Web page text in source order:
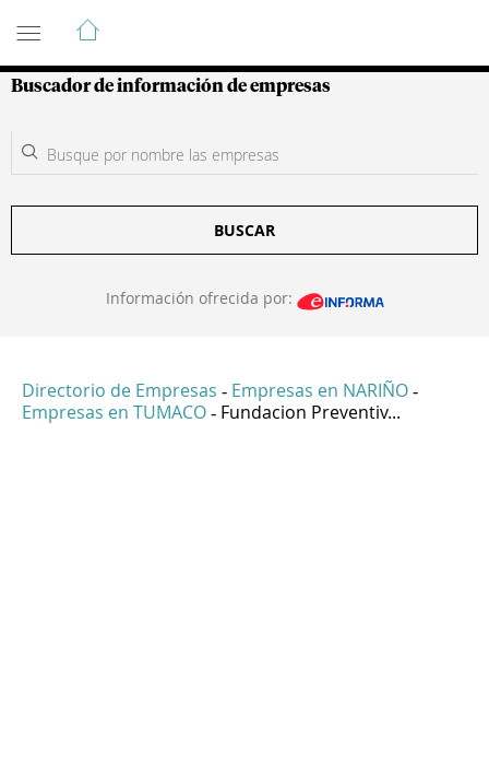
Guía de Empresas Colombianas
Buscador de información de empresas
BUSCAR
Información ofrecida por:
Directorio de Empresas - Empresas en NARIÑO -
Empresas en TUMACO - Fundacion Preventiv...